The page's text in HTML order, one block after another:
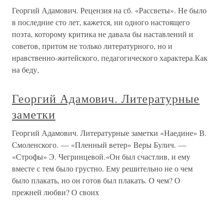
Георгий Адамович. Рецензия на сб. «Рассветы». Не было
в последние сто лет, кажется, ни одного настоящего
поэта, которому критика не давала бы наставлений и
советов, притом не только литературного, но и
нравственно-житейского, педагогического характера.Как
на беду,
Георгий Адамович. Литературные
заметки
Георгий Адамович. Литературные заметки «Наедине» В.
Смоленского. — «Пленный ветер» Веры Булич. —
«Строфы» Э. Чегринцевой.«Он был счастлив, и ему
вместе с тем было грустно. Ему решительно не о чем
было плакать, но он готов был плакать. О чем? О
прежней любви? О своих